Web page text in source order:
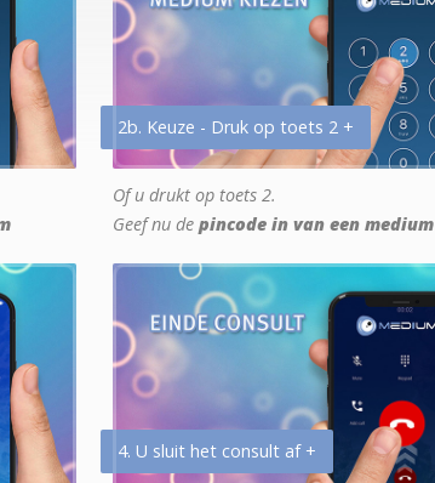
2b. Keuze - Druk op toets 2 +
Of u drukt op toets 2.
Geef nu de pincode in van een medium
4. U sluit het consult af +